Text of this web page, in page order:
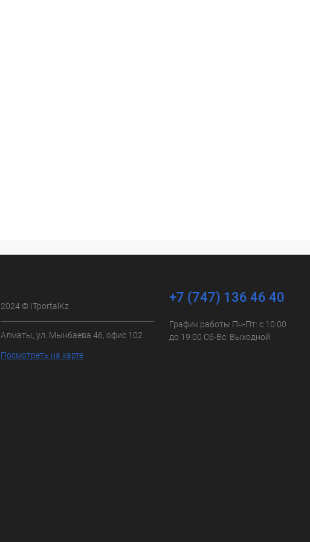
2024 © ITportalKz
Алматы, ул. Мынбаева 46, офис 102
Посмотреть на карте
+7 (747) 136 46 40
График работы Пн-Пт: с 10:00
до 19:00 Сб-Вс: Выходной